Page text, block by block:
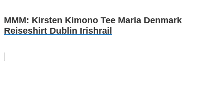
MMM: Kirsten Kimono Tee Maria Denmark
Reiseshirt Dublin Irishrail